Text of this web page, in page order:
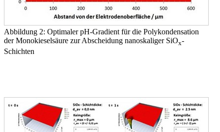
Abbildung 2: Optimaler pH-Gradient für die Polykondensation
der Monokieselsäure zur Abscheidung nanoskaliger SiOx-
Schichten